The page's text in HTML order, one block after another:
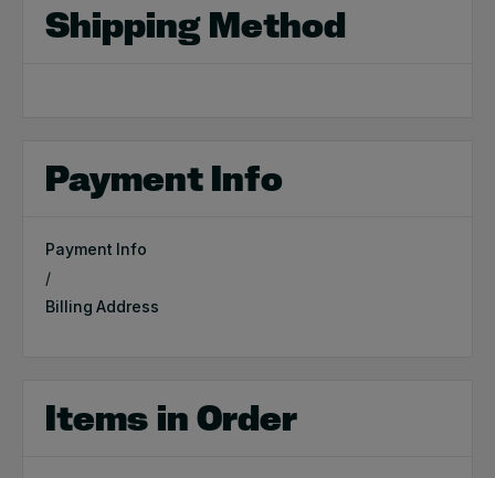
Shipping Method
Payment Info
Payment Info
/
Billing Address
Items in Order